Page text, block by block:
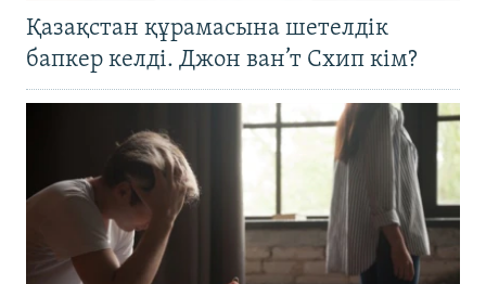
Қазақстан құрамасына шетелдік
бапкер келді. Джон ван’т Схип кім?